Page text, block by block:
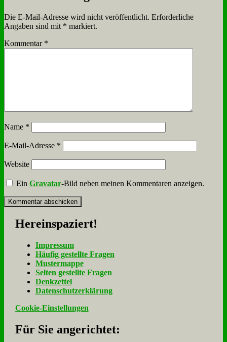
Die E-Mail-Adresse wird nicht veröffentlicht. Erforderliche
Angaben sind mit * markiert.
Kommentar *
Name *
E-Mail-Adresse *
Website
EinGravatar-Bild neben meinen Kommentaren anzeigen.
Her­ein­spa­ziert!
Im­pres­sum
Häu­fig ge­stell­te Fra­gen
Mu­ster­map­pe
Sel­ten ge­stell­te Fra­gen
Denk­zet­tel
Da­ten­schutz­er­klä­rung
Cookie-Einstellungen
Für Sie an­ge­rich­tet: